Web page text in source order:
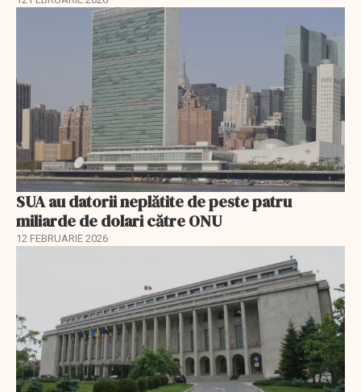
SUA au datorii neplătite de peste patru
miliarde de dolari către ONU
12 FEBRUARIE 2026